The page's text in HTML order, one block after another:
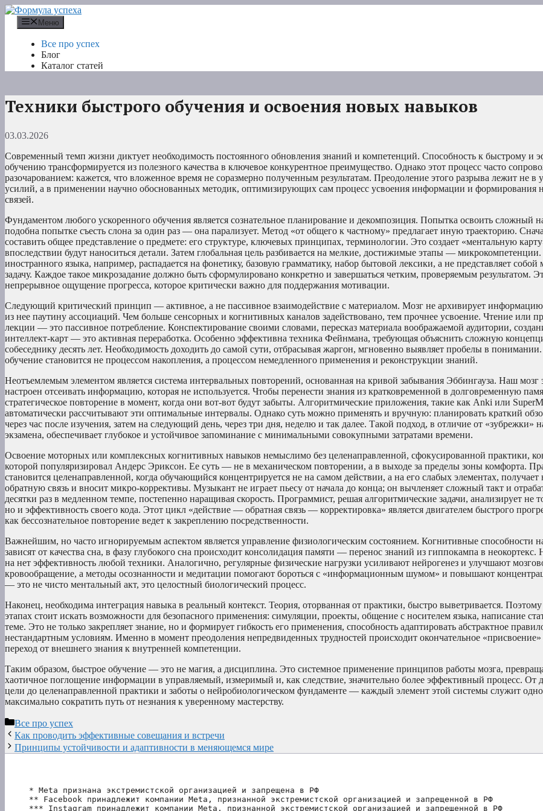
Перейти
содержимому
Меню
Все про успех
Блог
Каталог статей
Техники быстрого обучения и освоения новых навыков
03.03.2026
Современный темп жизни диктует необходимость постоянного обновления знаний и компетенций. Способность к быстрому и
обучению трансформируется из полезного качества в ключевое конкурентное преимущество. Однако этот процесс часто
разочарованием: кажется, что вложенное время не соразмерно полученным результатам. Преодоление этого разрыва лежит не в
усилий, а в применении научно обоснованных методик, оптимизирующих сам процесс усвоения информации и формирования
связей.
Фундаментом любого ускоренного обучения является сознательное планирование и декомпозиция. Попытка освоить сложный
подобна попытке съесть слона за один раз — она парализует. Метод «от общего к частному» предлагает иную траекторию.
составить общее представление о предмете: его структуре, ключевых принципах, терминологии. Это создает «ментальную
впоследствии будут наноситься детали. Затем глобальная цель разбивается на мелкие, достижимые этапы —
иностранного языка, например, распадается на фонетику, базовую грамматику, набор бытовой лексики, а не представляет
задачу. Каждое такое микрозадание должно быть сформулировано конкретно и завершаться четким, проверяемым результатом.
непрерывное ощущение прогресса, которое критически важно для поддержания мотивации.
Следующий критический принцип — активное, а не пассивное взаимодействие с материалом. Мозг не архивирует информацию,
из нее паутину ассоциаций. Чем больше сенсорных и когнитивных каналов задействовано, тем прочнее усвоение. Чтение или
лекции — это пассивное потребление. Конспектирование своими словами, пересказ материала воображаемой аудитории,
интеллект-карт — это активная переработка. Особенно эффективна техника Фейнмана, требующая объяснить сложную
собеседнику десять лет. Необходимость доходить до самой сути, отбрасывая жаргон, мгновенно выявляет пробелы в
обучение становится не процессом накопления, а процессом немедленного применения и реконструкции знаний.
Неотъемлемым элементом является система интервальных повторений, основанная на кривой забывания Эббингауза. Наш
настроен отсеивать информацию, которая не используется. Чтобы перенести знания из кратковременной в долговременную
стратегическое повторение в момент, когда они вот-вот будут забыты. Алгоритмические приложения, такие как Anki или
автоматически рассчитывают эти оптимальные интервалы. Однако суть можно применять и вручную: планировать краткий
через час после изучения, затем на следующий день, через три дня, неделю и так далее. Такой подход, в отличие от «зубрежки»
экзамена, обеспечивает глубокое и устойчивое запоминание с минимальными совокупными затратами времени.
Освоение моторных или комплексных когнитивных навыков немыслимо без целенаправленной, сфокусированной практики,
которой популяризировал Андерс Эриксон. Ее суть — не в механическом повторении, а в выходе за пределы зоны комфорта.
становится целенаправленной, когда обучающийся концентрируется не на самом действии, а на его слабых элементах,
обратную связь и вносит микро-коррективы. Музыкант не играет пьесу от начала до конца; он вычленяет сложный такт и
десятки раз в медленном темпе, постепенно наращивая скорость. Программист, решая алгоритмические задачи, анализирует не
но и эффективность своего кода. Этот цикл «действие — обратная связь — корректировка» является двигателем быстрого
как бессознательное повторение ведет к закреплению посредственности.
Важнейшим, но часто игнорируемым аспектом является управление физиологическим состоянием. Когнитивные способности
зависят от качества сна, в фазу глубокого сна происходит консолидация памяти — перенос знаний из гиппокампа в неокортекс.
на нет эффективность любой техники. Аналогично, регулярные физические нагрузки усиливают нейрогенез и улучшают
кровообращение, а методы осознанности и медитации помогают бороться с «информационным шумом» и повышают
— это не чисто ментальный акт, это целостный биологический процесс.
Наконец, необходима интеграция навыка в реальный контекст. Теория, оторванная от практики, быстро выветривается.
этапах стоит искать возможности для безопасного применения: симуляции, проекты, общение с носителем языка, написание
теме. Это не только закрепляет знание, но и формирует гибкость его применения, способность адаптировать абстрактное
нестандартным условиям. Именно в момент преодоления непредвиденных трудностей происходит окончательное
переход от внешнего знания к внутренней компетенции.
Таким образом, быстрое обучение — это не магия, а дисциплина. Это системное применение принципов работы мозга,
хаотичное поглощение информации в управляемый, измеримый и, как следствие, значительно более эффективный процесс. От
цели до целенаправленной практики и заботы о нейробиологическом фундаменте — каждый элемент этой системы служит
максимально сократить путь от незнания к уверенному мастерству.
Рубрики
Все про успех
Как проводить эффективные совещания и встречи
Принципы устойчивости и адаптивности в меняющемся мире
* Meta признана экстремистской организацией и запрещена в РФ
** Facebook принадлежит компании Meta, признанной экстремистской организацией и запрещенной в РФ
*** Instagram принадлежит компании Meta, признанной экстремистской организацией и запрещенной в РФ